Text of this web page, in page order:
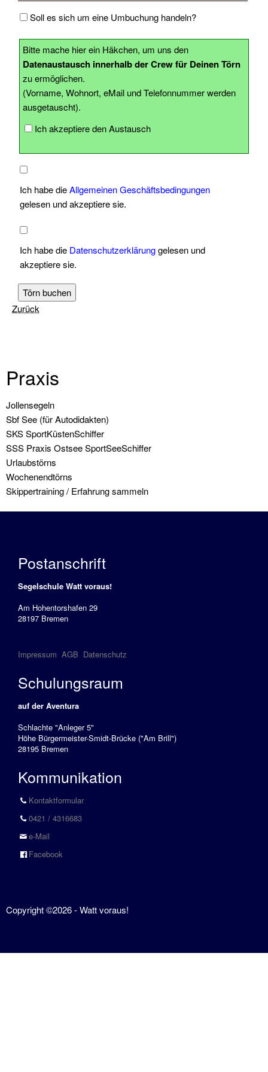
Download
Tools
Stellenangebote
Fundbüro
Partner
Beratung
Impressum
Soll es sich um eine Umbuchung handeln?
Bitte mache hier ein Häkchen, um uns den
Datenaustausch innerhalb der Crew für Deinen Törn
zu ermöglichen.
(Vorname, Wohnort, eMail und Telefonnummer werden
ausgetauscht).
Ich akzeptiere den Austausch
Ich habe dieAllgemeinen Geschäftsbedingungen
gelesen und akzeptiere sie.
Ich habe die Datenschutzerklärunggelesen und
akzeptiere sie.
Törn buchen
Zurück
Praxis
Navigation
überspringen
Jollensegeln
Sbf See (für Autodidakten)
SKS SportKüstenSchiffer
SSS Praxis Ostsee SportSeeSchiffer
Urlaubstörns
Wochenendtörns
Skippertraining / Erfahrung sammeln
Postanschrift
Segelschule Watt voraus!
Am Hohentorshafen 29
28197 Bremen
Impressum AGB Datenschutz
Schulungsraum
auf der Aventura
Schlachte "Anleger 5"
Höhe Bürgermeister-Smidt-Brücke ("Am Brill")
28195 Bremen
Kommunikation
Kontaktformular
0421 / 4316683
e-Mail
Facebook
Copyright ©2026 - Watt voraus!